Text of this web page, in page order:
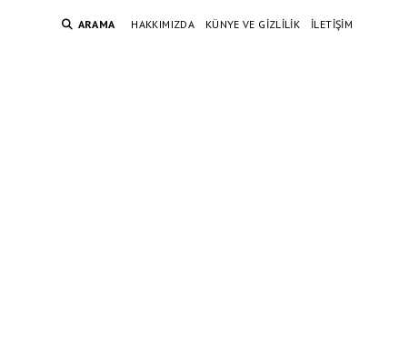
ARAMA HAKKIMIZDA KÜNYE VE GIZLILIK İLETIŞIM